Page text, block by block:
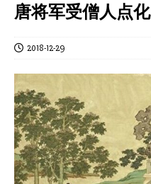
唐将军受僧人点
2018-12-29